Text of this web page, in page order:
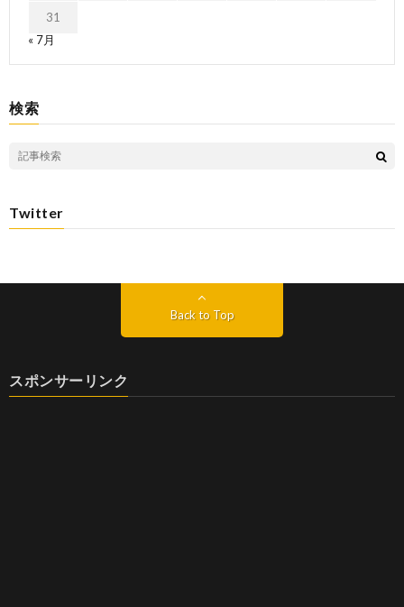
31
« 7月
検索
Twitter
Back to Top
スポンサーリンク